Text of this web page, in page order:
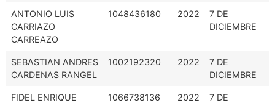
ANTONIO LUIS
CARRIAZO
CARREAZO
1048436180 2022
7 DE
DICIEMBRE
SEBASTIAN ANDRES
CARDENAS RANGEL
1002192320 2022
7 DE
DICIEMBRE
FIDEL ENRIQUE
1066738136 2022
7 DE